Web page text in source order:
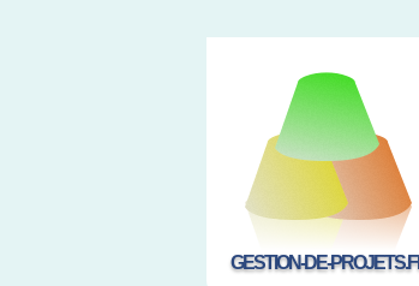
GESTION-DE-